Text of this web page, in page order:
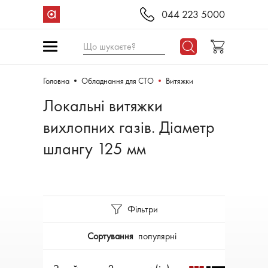
044 223 5000
Що шукаєте?
Головна Обладнання для СТО Витяжки
Локальні витяжки
вихлопних газів. Діаметр
шлангу 125 мм
Фільтри
Сортування популярні